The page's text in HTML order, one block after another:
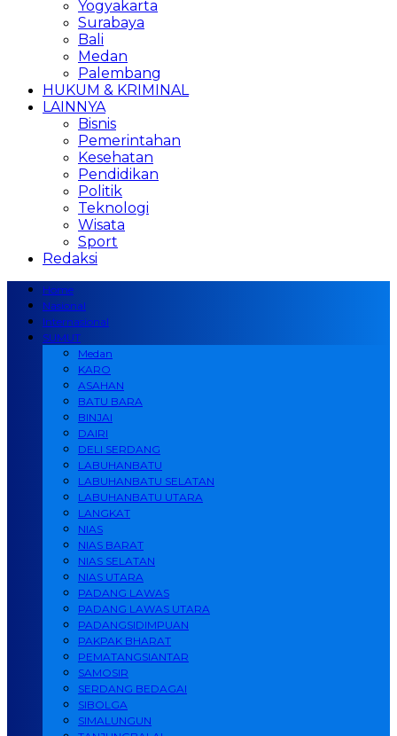
Yogyakarta
Surabaya
Bali
Medan
Palembang
HUKUM & KRIMINAL
LAINNYA
Bisnis
Pemerintahan
Kesehatan
Pendidikan
Politik
Teknologi
Wisata
Sport
Redaksi
Home
Nasional
Internasional
SUMUT
Medan
KARO
ASAHAN
BATU BARA
BINJAI
DAIRI
DELI SERDANG
LABUHANBATU
LABUHANBATU SELATAN
LABUHANBATU UTARA
LANGKAT
NIAS
NIAS BARAT
NIAS SELATAN
NIAS UTARA
PADANG LAWAS
PADANG LAWAS UTARA
PADANGSIDIMPUAN
PAKPAK BHARAT
PEMATANGSIANTAR
SAMOSIR
SERDANG BEDAGAI
SIBOLGA
SIMALUNGUN